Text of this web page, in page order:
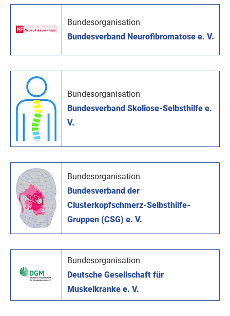
Bundesorganisation
Bundesverband Neurofibromatose e. V.
Bundesorganisation
Bundesverband Skoliose-Selbsthilfe e.
V.
Bundesorganisation
Bundesverband der
Clusterkopfschmerz-Selbsthilfe-
Gruppen (CSG) e. V.
Bundesorganisation
Deutsche Gesellschaft für
Muskelkranke e. V.